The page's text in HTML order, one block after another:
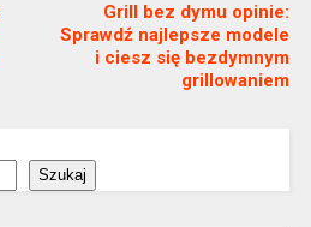
Grill bez dymu opinie:
Sprawdź najlepsze modele
i ciesz się bezdymnym
grillowaniem
Szukaj